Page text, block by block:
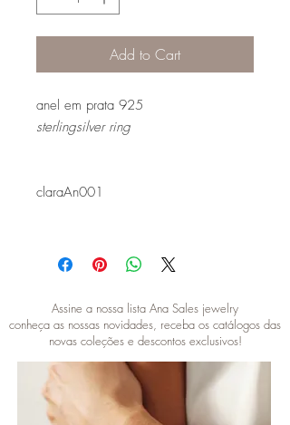
Add to Cart
anel em prata 925
sterlingsilver ring
claraAn001
SUBSCRIBE
Assine a nossa lista Ana Sales jewelry
conheça as nossas novidades, receba os catálogos das
novas coleções e descontos exclusivos!